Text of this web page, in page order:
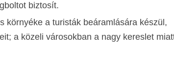
biztosít.
környéke a turisták beáramlására készül,
a közeli városokban a nagy kereslet